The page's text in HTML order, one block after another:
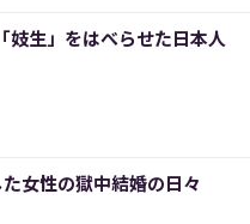
妓生」をはべらせた日本人
女性の獄中結婚の日々